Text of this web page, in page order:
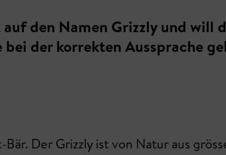
den Namen Grizzly und will
der korrekten Aussprache
Der Grizzly ist von Natur aus